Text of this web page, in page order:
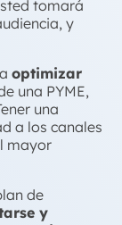
tomará
y
optimizar
una PYME,
una
a los canales
mayor
de
y